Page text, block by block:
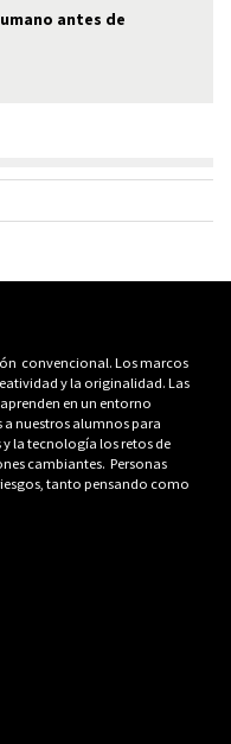
antes de
convencional. Los marcos
y la originalidad. Las
en un entorno
nuestros alumnos para
la tecnología los retos de
cambiantes. Personas
tanto pensando como